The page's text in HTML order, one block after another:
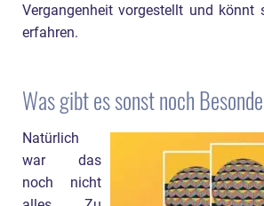
Vergangenheit vorgestellt und könnt
erfahren.
Was gibt es sonst noch
Natürlich
war das
noch nicht